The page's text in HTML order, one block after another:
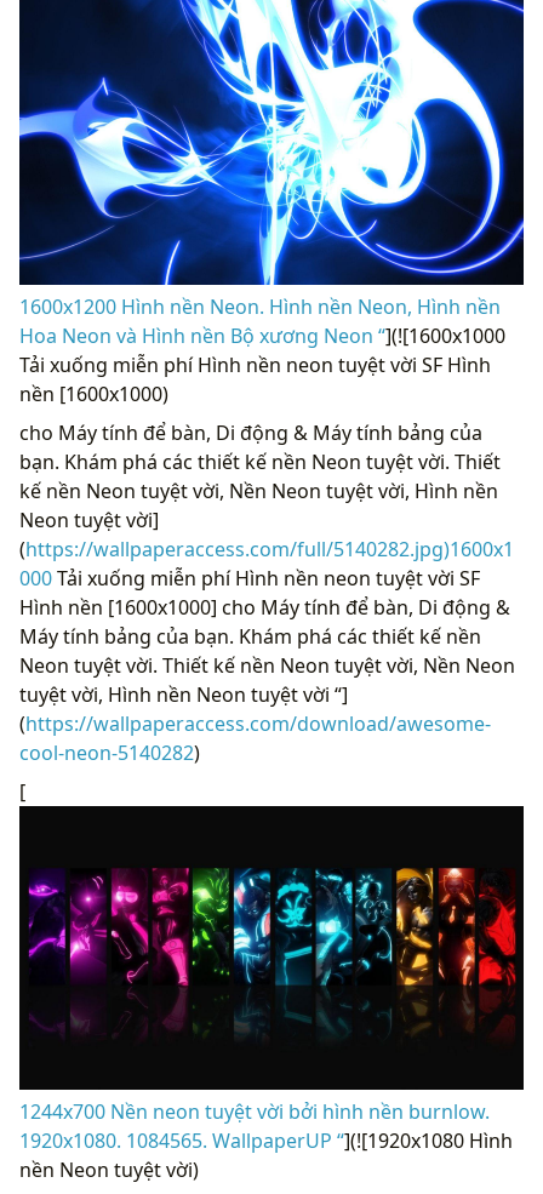
1600x1200 Hình nền Neon. Hình nền Neon, Hình nền
Hoa Neon và Hình nền Bộ xương Neon “](![1600x1000
Tải xuống miễn phí Hình nền neon tuyệt vời SF Hình
nền [1600x1000)
cho Máy tính để bàn, Di động & Máy tính bảng của
bạn. Khám phá các thiết kế nền Neon tuyệt vời. Thiết
kế nền Neon tuyệt vời, Nền Neon tuyệt vời, Hình nền
Neon tuyệt vời]
(https://wallpaperaccess.com/full/5140282.jpg)1600x1
000Tải xuống miễn phí Hình nền neon tuyệt vời SF
Hình nền [1600x1000] cho Máy tính để bàn, Di động &
Máy tính bảng của bạn. Khám phá các thiết kế nền
Neon tuyệt vời. Thiết kế nền Neon tuyệt vời, Nền Neon
tuyệt vời, Hình nền Neon tuyệt vời “]
(https://wallpaperaccess.com/download/awesome-
cool-neon-5140282)
[
1244x700 Nền neon tuyệt vời bởi hình nền burnlow.
1920x1080. 1084565. WallpaperUP “](![1920x1080 Hình
nền Neon tuyệt vời)